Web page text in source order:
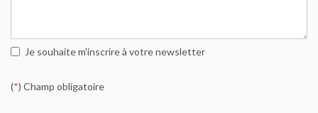
Je souhaite m'inscrire à votre newsletter
(*) Champ obligatoire